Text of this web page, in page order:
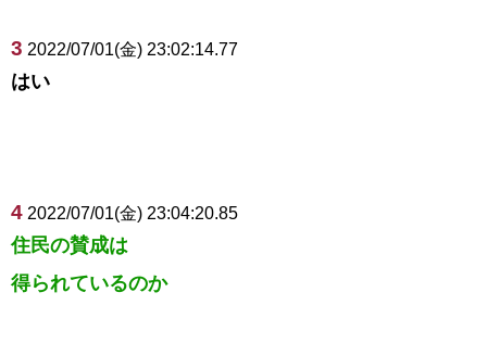
3 2022/07/01(金) 23:02:14.77
はい
4 2022/07/01(金) 23:04:20.85
住民の賛成は
得られているのか